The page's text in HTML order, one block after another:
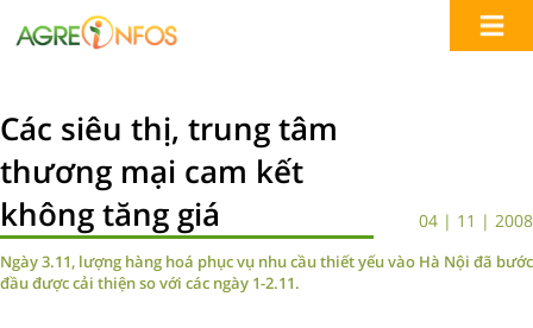
Các siêu thị, trung tâm
thương mại cam kết
không tăng giá
04 | 11 | 2008
Ngày 3.11, lượng hàng hoá phục vụ nhu cầu thiết yếu vào Hà Nội đã bước
đầu được cải thiện so với các ngày 1-2.11.